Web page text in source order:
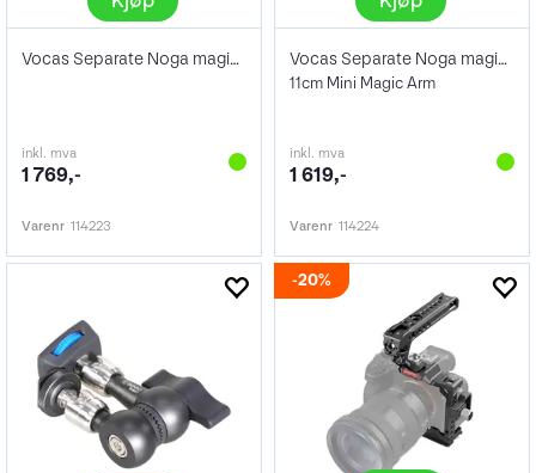
Vocas Separate Noga magic arm (22cm)
inkl. mva
1 769,-
Varenr 114223
Vocas Separate Noga magic arm (11cm)
11cm Mini Magic Arm
inkl. mva
1 619,-
Varenr 114224
20%